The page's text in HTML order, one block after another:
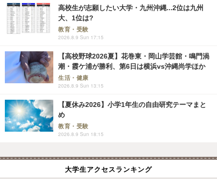
高校生が志願したい大学・九州沖縄...2位は九州
大、1位は?
教育・受験
2026.8.9 Sun 17:15
【高校野球2026夏】花巻東・岡山学芸館・鳴門渦
潮・霞ケ浦が勝利、第6日は横浜vs沖縄尚学ほか
生活・健康
2026.8.9 Sun 13:15
【夏休み2026】小学1年生の自由研究テーマまと
め
教育・受験
2026.8.9 Sun 18:15
大学生アクセスランキング